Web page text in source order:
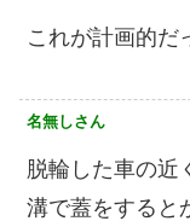
これが計画的だ
名無しさん
脱輪した車の近
溝で蓋をすると